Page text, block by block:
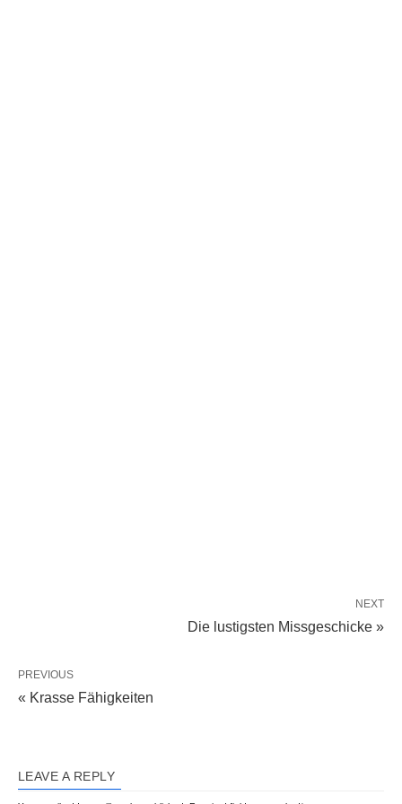
NEXT
Die lustigsten Missgeschicke »
PREVIOUS
« Krasse Fähigkeiten
LEAVE A REPLY